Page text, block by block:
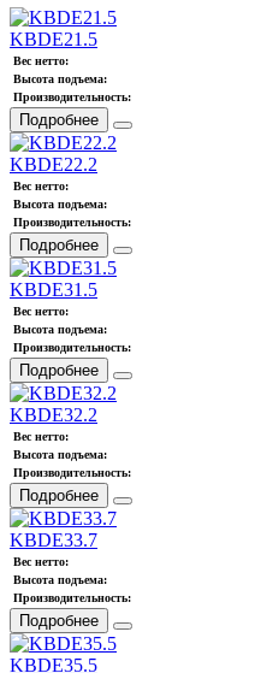
KBDE21.5
Вес нетто:
Высота подъема:
Производительность:
Подробнее
KBDE22.2
Вес нетто:
Высота подъема:
Производительность:
Подробнее
KBDE31.5
Вес нетто:
Высота подъема:
Производительность:
Подробнее
KBDE32.2
Вес нетто:
Высота подъема:
Производительность:
Подробнее
KBDE33.7
Вес нетто:
Высота подъема:
Производительность:
Подробнее
KBDE35.5